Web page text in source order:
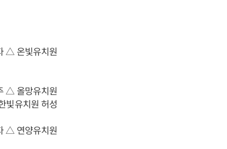
△ 온빛유치원
△ 올망유치원
유치원 허성
△ 연양유치원